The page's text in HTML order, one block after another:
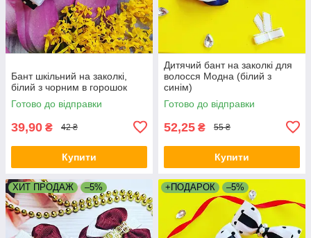
Бант шкільний на заколкі,
білий з чорним в горошок
Готово до відправки
39,90 ₴ 42 ₴
Купити
Дитячий бант на заколкі для
волосся Модна (білий з
синім)
Готово до відправки
52,25 ₴ 55 ₴
Купити
ХИТ ПРОДАЖ –5% +ПОДАРОК –5%